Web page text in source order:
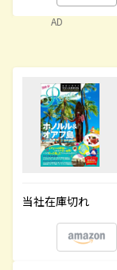
AD
当社在庫切れ